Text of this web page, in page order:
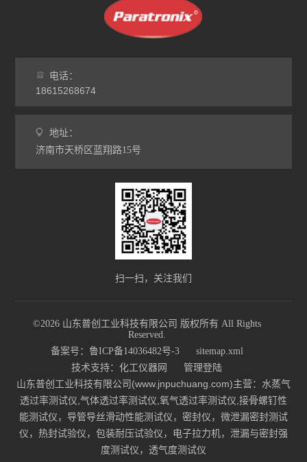
电话：
18615268674
地址：
济南市天桥区蓝翔路15号
扫一扫，关注我们
©2026 山东普创工业科技有限公司 版权所有 All Rights
Reserved.
备案号：鲁ICP备14036482号-3
sitemap.xml
技术支持： 化工仪器网 管理登陆
山东普创工业科技有限公司(www.jnpuchuang.com)主营：水蒸气
透过率测试仪,气体透过率测试仪,氧气透过率测试仪,接骨螺钉性
能测试仪，导管导丝滑动性能测试仪，密封仪，微泄漏密封测试
仪，热封试验仪，包装耐压试验仪，电子拉力机，泄漏与密封强
度测试仪，透气度测试仪